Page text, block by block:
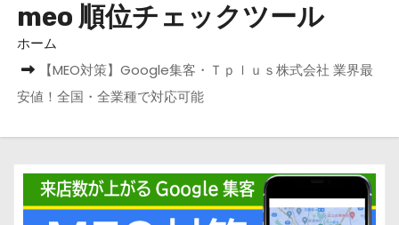
meo 順位チェックツール
ホーム
【MEO対策】Google集客・Ｔｐｌｕｓ株式会社 業界最
安値！全国・全業種で対応可能